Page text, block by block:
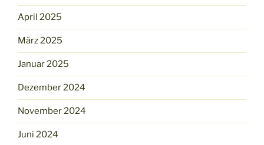
April 2025
März 2025
Januar 2025
Dezember 2024
November 2024
Juni 2024